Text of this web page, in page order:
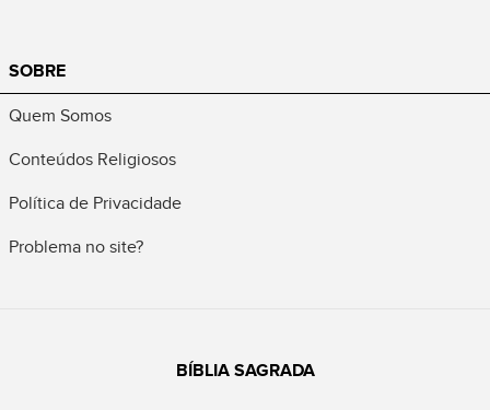
SOBRE
Quem Somos
Conteúdos Religiosos
Política de Privacidade
Problema no site?
BÍBLIA SAGRADA